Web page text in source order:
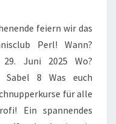
feiern wir das
Perl! Wann?
Juni 2025 Wo?
Sabel 8 Was euch
für alle
Ein spannendes